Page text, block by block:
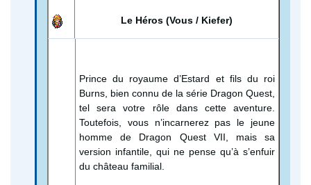
Le Héros (Vous / Kiefer)
Prince du royaume d’Estard et fils du roi
Burns, bien connu de la série Dragon Quest,
tel sera votre rôle dans cette aventure.
Toutefois, vous n’incarnerez pas le jeune
homme de Dragon Quest VII, mais sa
version infantile, qui ne pense qu’à s’enfuir
du château familial.